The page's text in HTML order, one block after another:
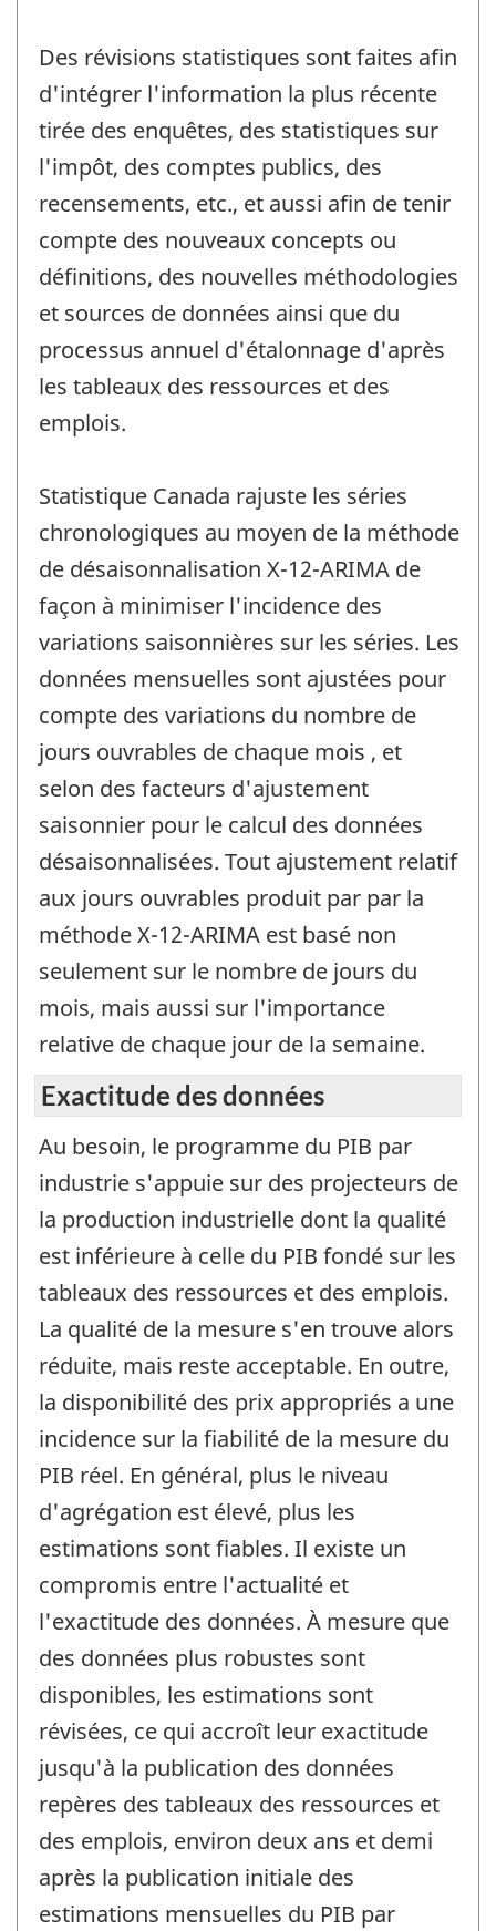
Des révisions statistiques sont faites afin
d'intégrer l'information la plus récente
tirée des enquêtes, des statistiques sur
l'impôt, des comptes publics, des
recensements, etc., et aussi afin de tenir
compte des nouveaux concepts ou
définitions, des nouvelles méthodologies
et sources de données ainsi que du
processus annuel d'étalonnage d'après
les tableaux des ressources et des
emplois.
Statistique Canada rajuste les séries
chronologiques au moyen de la méthode
de désaisonnalisation X-12-ARIMA de
façon à minimiser l'incidence des
variations saisonnières sur les séries. Les
données mensuelles sont ajustées pour
compte des variations du nombre de
jours ouvrables de chaque mois , et
selon des facteurs d'ajustement
saisonnier pour le calcul des données
désaisonnalisées. Tout ajustement relatif
aux jours ouvrables produit par par la
méthode X-12-ARIMA est basé non
seulement sur le nombre de jours du
mois, mais aussi sur l'importance
relative de chaque jour de la semaine.
Exactitude des données
Au besoin, le programme du PIB par
industrie s'appuie sur des projecteurs de
la production industrielle dont la qualité
est inférieure à celle du PIB fondé sur les
tableaux des ressources et des emplois.
La qualité de la mesure s'en trouve alors
réduite, mais reste acceptable. En outre,
la disponibilité des prix appropriés a une
incidence sur la fiabilité de la mesure du
PIB réel. En général, plus le niveau
d'agrégation est élevé, plus les
estimations sont fiables. Il existe un
compromis entre l'actualité et
l'exactitude des données. À mesure que
des données plus robustes sont
disponibles, les estimations sont
révisées, ce qui accroît leur exactitude
jusqu'à la publication des données
repères des tableaux des ressources et
des emplois, environ deux ans et demi
après la publication initiale des
estimations mensuelles du PIB par